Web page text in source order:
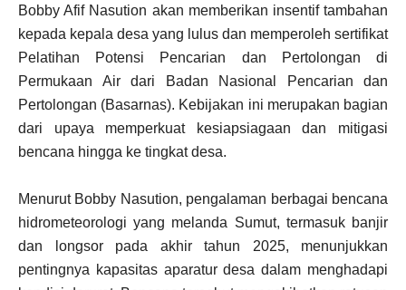
Bobby Afif Nasution akan memberikan insentif tambahan
kepada kepala desa yang lulus dan memperoleh sertifikat
Pelatihan Potensi Pencarian dan Pertolongan di
Permukaan Air dari Badan Nasional Pencarian dan
Pertolongan (Basarnas). Kebijakan ini merupakan bagian
dari upaya memperkuat kesiapsiagaan dan mitigasi
bencana hingga ke tingkat desa.
Menurut Bobby Nasution, pengalaman berbagai bencana
hidrometeorologi yang melanda Sumut, termasuk banjir
dan longsor pada akhir tahun 2025, menunjukkan
pentingnya kapasitas aparatur desa dalam menghadapi